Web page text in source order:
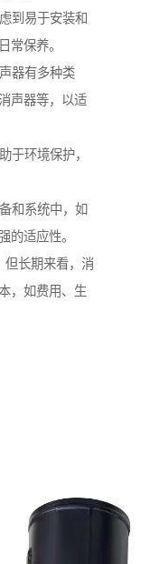
到易于安装和
常保养。
器有多种类
声器等，以适
于环境保护，
和系统中，如
的适应性。
但长期来看，消
，如费用、生